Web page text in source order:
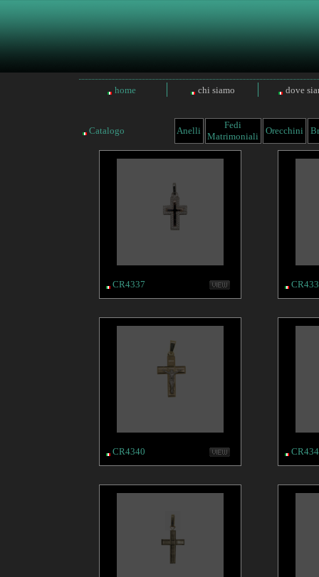
home chi siamo dove
Catalogo Anelli
Fedi
Matrimoniali
Orecchini
CR4337
CR4340